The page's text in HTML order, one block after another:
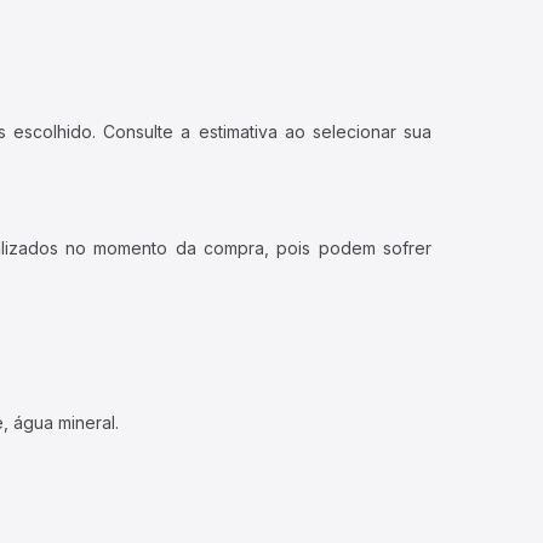
Consulte a estimativa ao selecionar sua
no momento da compra, pois podem sofrer
água mineral.